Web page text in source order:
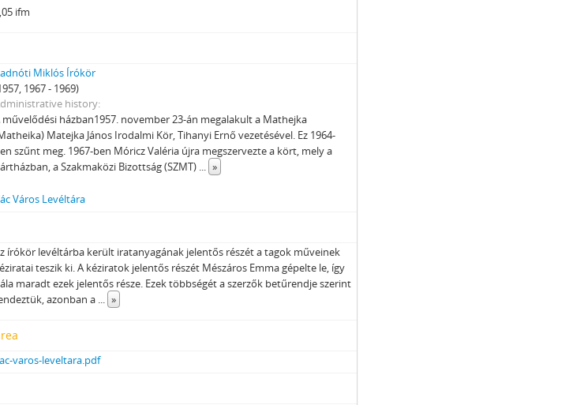
ifm
Miklós Írókör
1967 - 1969)
history
művelődési házban1957. november 23-án megalakult a Mathejka
Matejka János Irodalmi Kör, Tihanyi Ernő vezetésével. Ez 1964-
szűnt meg. 1967-ben Móricz Valéria újra megszervezte a kört, mely a
a Szakmaközi Bizottság (SZMT) ... »
Város Levéltára
írókör levéltárba került iratanyagának jelentős részét a tagok műveinek
teszik ki. A kéziratok jelentős részét Mészáros Emma gépelte le, így
maradt ezek jelentős része. Ezek többségét a szerzők betűrendje szerint
azonban a ... »
varos-leveltara.pdf